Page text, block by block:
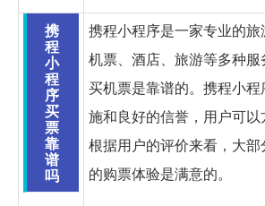
携
程
小
程
序
买
票
靠
谱
吗
携程小程序是一家专业的
机票、酒店、旅游等多种
买机票是靠谱的。携程小
施和良好的信誉，用户可以
根据用户的评价来看，大
的购票体验是满意的。